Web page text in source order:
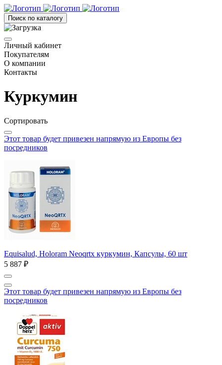
Поиск по каталогу
Личный кабинет
Покупателям
О компании
Контакты
Куркумин
Сортировать
Этот товар будет привезен напрямую из Европы без
посредников
Equisalud, Holoram Neoqrtx куркумин, Капсулы, 60 шт
5 887 ₽
Этот товар будет привезен напрямую из Европы без
посредников